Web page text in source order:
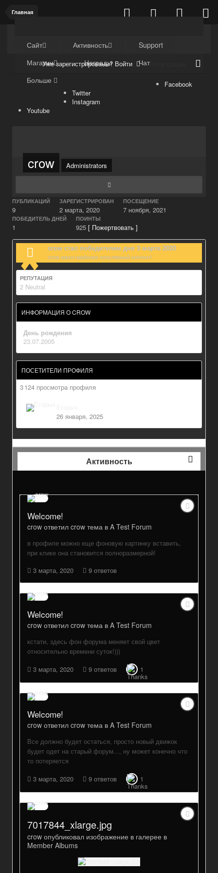
Главная
Сайт Активность
Support
Магазин
Награды
Чат
Больше
Уже зарегистрированы? Войти Регистрация
Facebook
Twitter
Instagram
Youtube
crow Administrators
ПУБЛИКАЦИЙ
9
ЗАРЕГИСТРИРОВАН
2 марта, 2020
ПОСЕЩЕНИЕ
7 ноября, 2021
ПОБЕДИТЕЛЬ ДНЕЙ
1
ПОИНТЫ
925 [ Пожертвовать ]
crow стал победителем дня 3 марта 2020
crow имел наиболее популярный контент!
РЕПУТАЦИЯ
2 Neutral
ИНФОРМАЦИЯ О CROW
День рождения
23.07.2005
ПОСЕТИТЕЛИ ПРОФИЛЯ
3 124 просмотра профиля
26 января, 2025
Активность
Welcome!
crow ответил crow тема в A Test Forum
в профиле можно еще фоновую картинку вставить,
при клике она становится полноразмерной!
3 марта, 2020
9 ответов
Welcome!
crow ответил crow тема в A Test Forum
кстати, здесь фон форума меняет свой цвет
относительно времени суток!)))
3 марта, 2020
9 ответов 1
Welcome!
crow ответил crow тема в A Test Forum
Все должно будет остаться, просто новый движок
будет одет на старый форум..., ну может конечно что
то потеряется
3 марта, 2020
9 ответов 1
7017844_xlarge.jpg
crow опубликовал изображение в галерее в
Member Albums